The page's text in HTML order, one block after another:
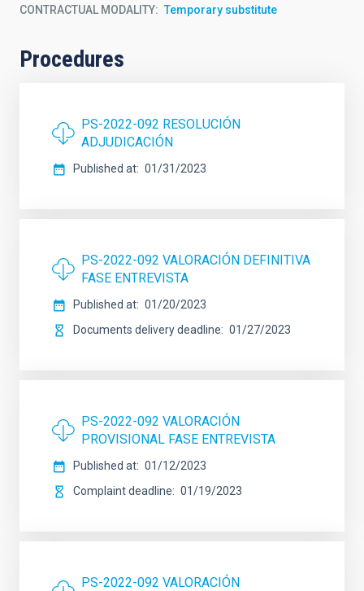
CONTRACTUAL MODALITY Temporary substitute
Procedures
PS-2022-092 RESOLUCIÓN
ADJUDICACIÓN
Published at 01/31/2023
PS-2022-092 VALORACIÓN DEFINITIVA
FASE ENTREVISTA
Published at
01/20/2023
Documents delivery deadline
01/27/2023
PS-2022-092 VALORACIÓN
PROVISIONAL FASE ENTREVISTA
Published at
01/12/2023
Complaint deadline
01/19/2023
PS-2022-092 VALORACIÓN